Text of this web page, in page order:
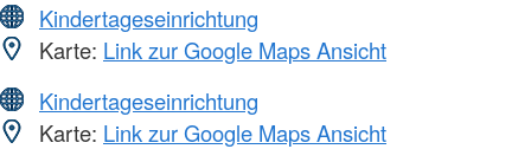
Kindertageseinrichtung
Karte: Link zur Google Maps Ansicht
Kindertageseinrichtung
Karte: Link zur Google Maps Ansicht